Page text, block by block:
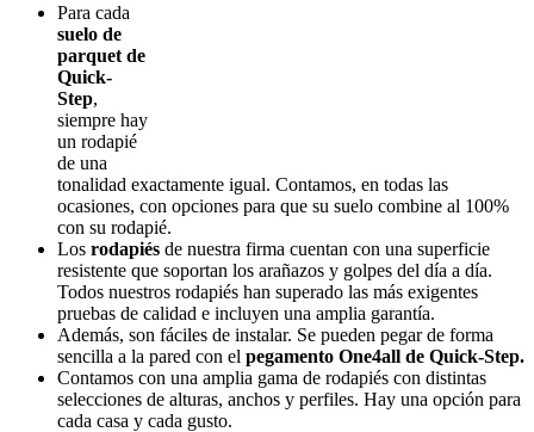
Para cada
suelo de
parquet de
Quick-
Step,
siempre hay
un rodapié
de una
tonalidad exactamente igual. Contamos, en todas las
ocasiones, con opciones para que su suelo combine al 100%
con su rodapié.
Los rodapiés de nuestra firma cuentan con una superficie
resistente que soportan los arañazos y golpes del día a día.
Todos nuestros rodapiés han superado las más exigentes
pruebas de calidad e incluyen una amplia garantía.
Además, son fáciles de instalar. Se pueden pegar de forma
sencilla a la pared con el pegamento One4all de Quick-Step.
Contamos con una amplia gama de rodapiés con distintas
selecciones de alturas, anchos y perfiles. Hay una opción para
cada casa y cada gusto.